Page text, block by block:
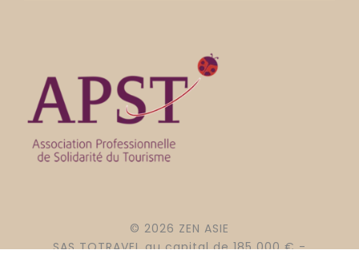
© 2026 ZEN ASIE
SAS TOTRAVEL au capital de 185 000 € -